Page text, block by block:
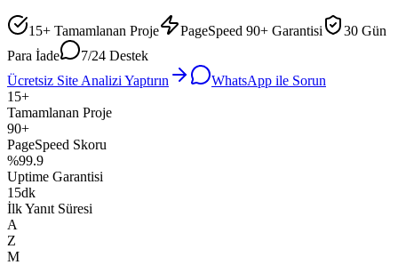
15+ Tamamlanan Proje PageSpeed 90+ Garantisi
30 Gün
Para İade
7/24 Destek
Ücretsiz Site Analizi Yaptırın
WhatsApp ile Sorun
15+
Tamamlanan Proje
90+
PageSpeed Skoru
%99.9
Uptime Garantisi
15dk
İlk Yanıt Süresi
A
Z
M